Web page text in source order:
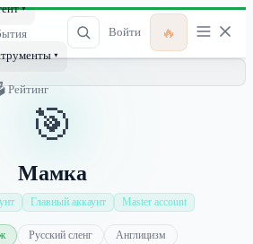
▾
▾
Рейтинг
Войти 🔥
🎯
Мамка
Главный аккаунт Master account
Русский сленг Англицизм